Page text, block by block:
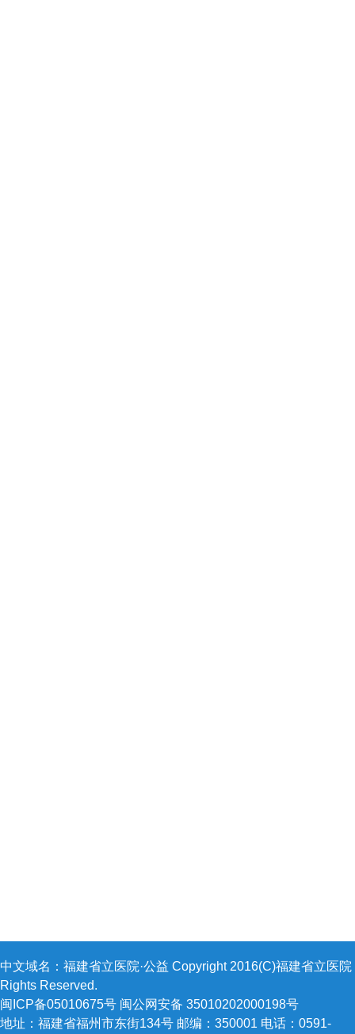
中文域名：福建省立医院·公益 Copyright 2016(C)福建省立医院
Rights Reserved.
闽ICP备05010675号 闽公网安备 35010202000198号
地址：福建省福州市东街134号 邮编：350001 电话：0591-